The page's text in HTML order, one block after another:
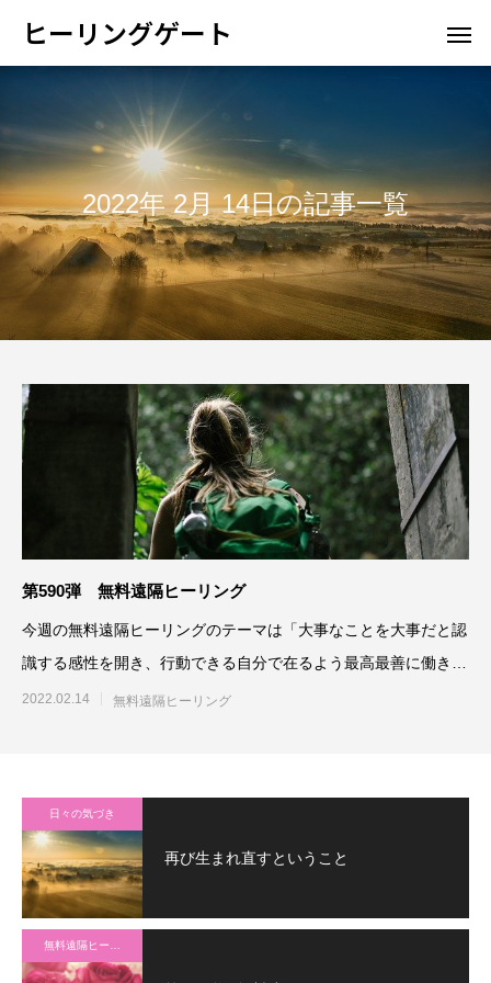
ヒーリングゲート
2022年 2月 14日の記事一覧
第590弾 無料遠隔ヒーリング
今週の無料遠隔ヒーリングのテーマは「大事なことを大事だと認
識する感性を開き、行動できる自分で在るよう最高最善に働きか
ける」です。参加される方
2022.02.14 無料遠隔ヒーリング
日々の気づき
再び生まれ直すということ